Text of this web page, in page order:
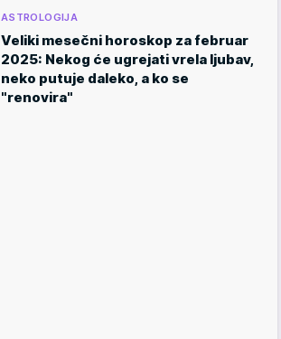
ASTROLOGIJA
Veliki mesečni horoskop za februar
2025: Nekog će ugrejati vrela ljubav,
neko putuje daleko, a ko se
"renovira"